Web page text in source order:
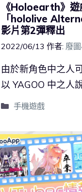
《Holoearth》遊
「hololive
影片第2彈釋出
2022/06/13 作者: 廢
由於新角色中之人
以 YAGOO 中之人
手機遊戲